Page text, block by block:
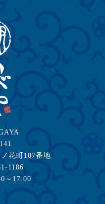
花町107番地
1186
～17:00